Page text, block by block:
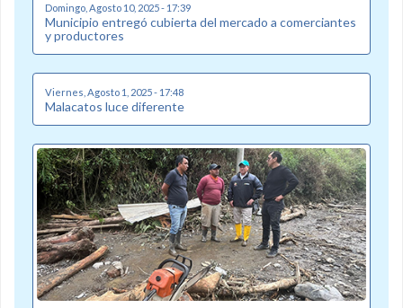
Domingo, Agosto 10, 2025 - 17:39
Municipio entregó cubierta del mercado a comerciantes
y productores
Viernes, Agosto 1, 2025 - 17:48
Malacatos luce diferente